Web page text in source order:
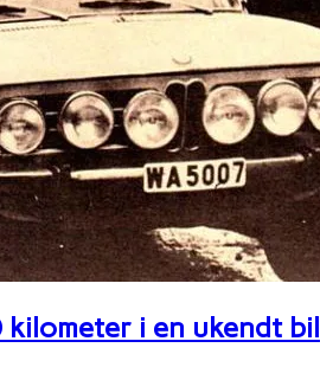
i en ukendt bil